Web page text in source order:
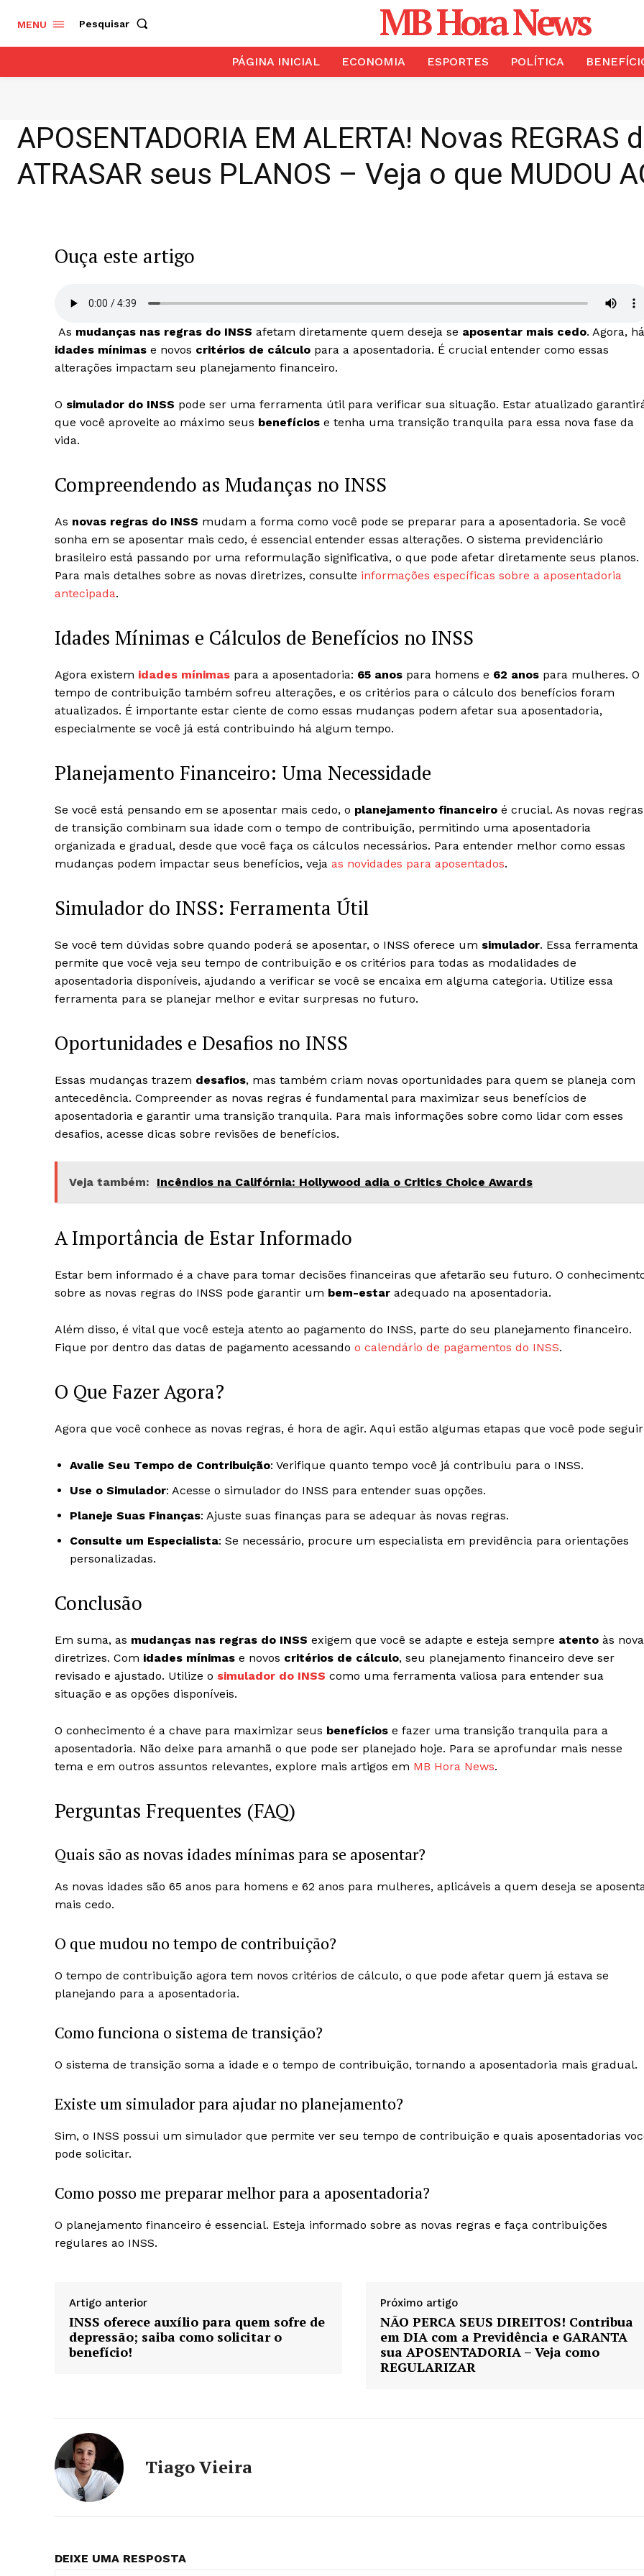
MENU Pesquisar MB Hora News
PÁGINA INICIAL ECONOMIA ESPORTES POLÍTICA
APOSENTADORIA EM ALERTA! Novas REGRAS
ATRASAR seus PLANOS – Veja o que MUDOU
Ouça este artigo
As mudanças nas regras do INSS afetam diretamente quem deseja se aposentar mais cedo. Agora, há
idades mínimas e novos critérios de cálculo para a aposentadoria. É crucial entender como essas
alterações impactam seu planejamento financeiro.
O simulador do INSS pode ser uma ferramenta útil para verificar sua situação. Estar atualizado
que você aproveite ao máximo seus benefícios e tenha uma transição tranquila para essa nova fase da
vida.
Compreendendo as Mudanças no INSS
As novas regras do INSS mudam a forma como você pode se preparar para a aposentadoria. Se você
sonha em se aposentar mais cedo, é essencial entender essas alterações. O sistema previdenciário
brasileiro está passando por uma reformulação significativa, o que pode afetar diretamente seus planos.
Para mais detalhes sobre as novas diretrizes, consulte informações específicas sobre a aposentadoria
antecipada.
Idades Mínimas e Cálculos de Benefícios no INSS
Agora existem idades mínimas para a aposentadoria: 65 anos para homens e 62 anos para mulheres. O
tempo de contribuição também sofreu alterações, e os critérios para o cálculo dos benefícios foram
atualizados. É importante estar ciente de como essas mudanças podem afetar sua aposentadoria,
especialmente se você já está contribuindo há algum tempo.
Planejamento Financeiro: Uma Necessidade
Se você está pensando em se aposentar mais cedo, o planejamento financeiro é crucial. As novas regras
de transição combinam sua idade com o tempo de contribuição, permitindo uma aposentadoria
organizada e gradual, desde que você faça os cálculos necessários. Para entender melhor como essas
mudanças podem impactar seus benefícios, veja as novidades para aposentados.
Simulador do INSS: Ferramenta Útil
Se você tem dúvidas sobre quando poderá se aposentar, o INSS oferece um simulador. Essa ferramenta
permite que você veja seu tempo de contribuição e os critérios para todas as modalidades de
aposentadoria disponíveis, ajudando a verificar se você se encaixa em alguma categoria. Utilize essa
ferramenta para se planejar melhor e evitar surpresas no futuro.
Oportunidades e Desafios no INSS
Essas mudanças trazem desafios, mas também criam novas oportunidades para quem se planeja com
antecedência. Compreender as novas regras é fundamental para maximizar seus benefícios de
aposentadoria e garantir uma transição tranquila. Para mais informações sobre como lidar com esses
desafios, acesse dicas sobre revisões de benefícios.
Veja também: Incêndios na Califórnia: Hollywood adia o Critics Choice Awards
A Importância de Estar Informado
Estar bem informado é a chave para tomar decisões financeiras que afetarão seu futuro. O
sobre as novas regras do INSS pode garantir um bem-estar adequado na aposentadoria.
Além disso, é vital que você esteja atento ao pagamento do INSS, parte do seu planejamento financeiro.
Fique por dentro das datas de pagamento acessando o calendário de pagamentos do INSS.
O Que Fazer Agora?
Agora que você conhece as novas regras, é hora de agir. Aqui estão algumas etapas que você pode
Avalie Seu Tempo de Contribuição: Verifique quanto tempo você já contribuiu para o INSS.
Use o Simulador: Acesse o simulador do INSS para entender suas opções.
Planeje Suas Finanças: Ajuste suas finanças para se adequar às novas regras.
Consulte um Especialista: Se necessário, procure um especialista em previdência para orientações
personalizadas.
Conclusão
Em suma, as mudanças nas regras do INSS exigem que você se adapte e esteja sempre atento às
diretrizes. Com idades mínimas e novos critérios de cálculo, seu planejamento financeiro deve ser
revisado e ajustado. Utilize o simulador do INSS como uma ferramenta valiosa para entender sua
situação e as opções disponíveis.
O conhecimento é a chave para maximizar seus benefícios e fazer uma transição tranquila para a
aposentadoria. Não deixe para amanhã o que pode ser planejado hoje. Para se aprofundar mais nesse
tema e em outros assuntos relevantes, explore mais artigos em MB Hora News.
Perguntas Frequentes (FAQ)
Quais são as novas idades mínimas para se aposentar?
As novas idades são 65 anos para homens e 62 anos para mulheres, aplicáveis a quem deseja se
mais cedo.
O que mudou no tempo de contribuição?
O tempo de contribuição agora tem novos critérios de cálculo, o que pode afetar quem já estava se
planejando para a aposentadoria.
Como funciona o sistema de transição?
O sistema de transição soma a idade e o tempo de contribuição, tornando a aposentadoria mais gradual.
Existe um simulador para ajudar no planejamento?
Sim, o INSS possui um simulador que permite ver seu tempo de contribuição e quais aposentadorias
pode solicitar.
Como posso me preparar melhor para a aposentadoria?
O planejamento financeiro é essencial. Esteja informado sobre as novas regras e faça contribuições
regulares ao INSS.
Artigo anterior
INSS oferece auxílio para quem sofre de
depressão; saiba como solicitar o
benefício!
Próximo artigo
NÃO PERCA SEUS DIREITOS! Contribua
em DIA com a Previdência e GARANTA
sua APOSENTADORIA – Veja como
REGULARIZAR
Tiago Vieira
DEIXE UMA RESPOSTA